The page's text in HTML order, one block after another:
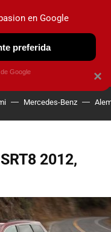
OBSERVATORIO
Mercedes-Benz
2012,
×
en Google
preferida
Google